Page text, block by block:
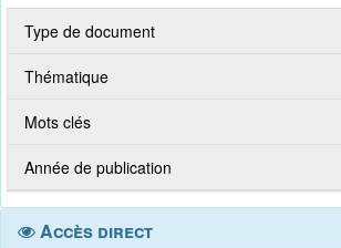
Type de document
Thématique
Mots clés
Année de publication
Accès direct